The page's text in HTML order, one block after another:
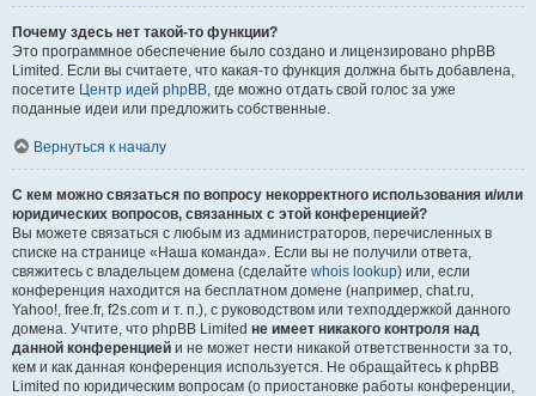
Почему здесь нет такой-то функции?
Это программное обеспечение было создано и лицензировано phpBB
Limited. Если вы считаете, что какая-то функция должна быть добавлена,
посетите Центр идей phpBB, где можно отдать свой голос за уже
поданные идеи или предложить собственные.
Вернуться к началу
С кем можно связаться по вопросу некорректного использования и/или
юридических вопросов, связанных с этой конференцией?
Вы можете связаться с любым из администраторов, перечисленных в
списке на странице «Наша команда». Если вы не получили ответа,
свяжитесь с владельцем домена (сделайте whois lookup) или, если
конференция находится на бесплатном домене (например, chat.ru,
Yahoo!, free.fr, f2s.com и т. п.), с руководством или техподдержкой данного
домена. Учтите, что phpBB Limited не имеет никакого контроля над
данной конференцией и не может нести никакой ответственности за то,
кем и как данная конференция используется. Не обращайтесь к phpBB
Limited по юридическим вопросам (о приостановке работы конференции,